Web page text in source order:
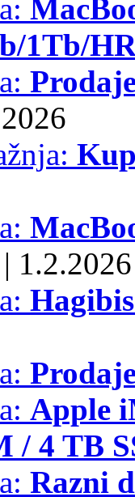
1Tb/
| 1.2.2026
Apple
/ 4 TB
Razni